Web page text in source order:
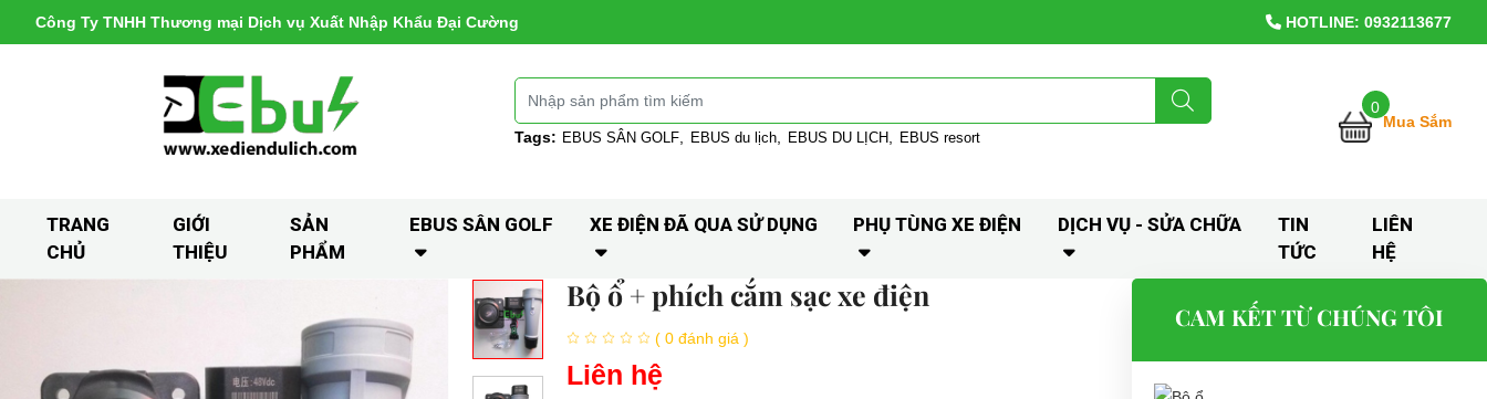
Công Ty TNHH Thương mại Dịch vụ Xuất Nhập Khẩu Đại Cường HOTLINE: 0932113677
Tags: EBUS SÂN GOLF EBUS du lịch EBUS DU LỊCH EBUS resort
0
Mua Sắm
TRANG
CHỦ
GIỚI
THIỆU
SẢN
PHẨM
EBUS SÂN GOLF XE ĐIỆN ĐÃ QUA SỬ DỤNG PHỤ TÙNG XE ĐIỆN DỊCH VỤ - SỬA CHỮA
TIN
TỨC
LIÊN
HỆ
Bộ ổ + phích cắm sạc xe điện
( 0 đánh giá )
Liên hệ
CAM KẾT TỪ CHÚNG TÔI